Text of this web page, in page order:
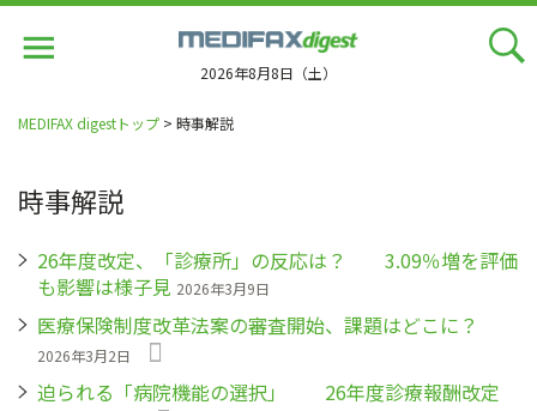
2026年8月8日（土）
MEDIFAX digestトップ > 時事解説
時事解説
26年度改定、「診療所」の反応は？ 3.09％増を評価
も影響は様子見 2026年3月9日
医療保険制度改革法案の審査開始、課題はどこに？
2026年3月2日
迫られる「病院機能の選択」 26年度診療報酬改定